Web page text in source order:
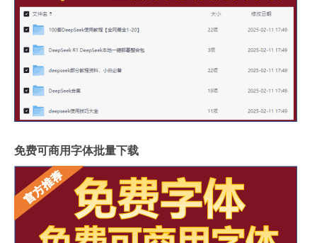
免费可商用字体批量下载